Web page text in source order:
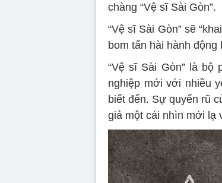
chàng “Vệ sĩ Sài Gòn”.
“Vệ sĩ Sài Gòn” sẽ
bom tấn hài hành động
“Vệ sĩ Sài Gòn” là bộ
nghiệp mới với nhiều
biết đến. Sự quyến rũ
giả một cái nhìn mới lạ